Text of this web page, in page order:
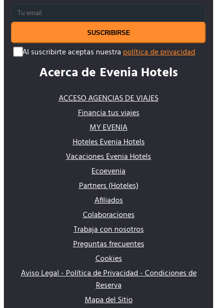
SUSCRIBIRSE
Al suscribirte aceptas nuestra política de privacidad
Acerca de Evenia Hotels
ACCESO AGENCIAS DE VIAJES
Financia tus viajes
MY EVENIA
Hoteles Evenia Hotels
Vacaciones Evenia Hotels
Ecoevenia
Partners (Hoteles)
Afiliados
Colaboraciones
Trabaja con nosotros
Preguntas frecuentes
Cookies
Aviso Legal - Política de Privacidad - Condiciones de
Reserva
Mapa del Sitio